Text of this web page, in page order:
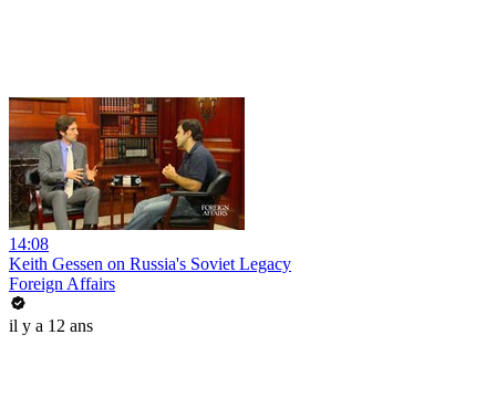
14:08
Keith Gessen on Russia's Soviet Legacy
Foreign Affairs
il y a 12 ans